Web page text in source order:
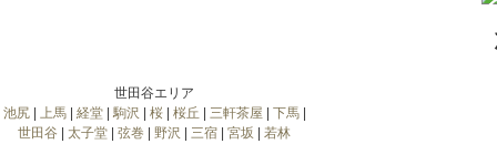
世田谷エリア
池尻| 上馬| 経堂| 駒沢 桜| 桜丘 三軒茶屋 下馬|
世田谷
太子堂 弦巻 野沢 三宿 宮坂
若林